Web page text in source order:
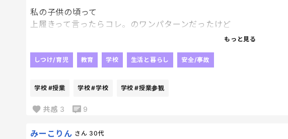
私の子供の頃って
上履きって言ったらコレ。のワンパターンだったけど
室内用のスニーカーを買いました。
もうほとんどの子がスニーカー。
この方がいいだろうなって思う。
もっと見る
しつけ/育児 教育 学校 生活と暮らし 安全/事故
学校 #授業 学校#学校 学校 #授業参観
共感 3 9
みーこりん さん 30代